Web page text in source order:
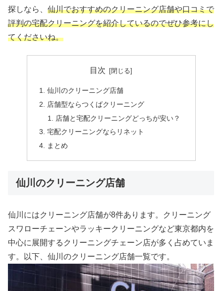
探しなら、 仙川でおすすめのクリーニング店舗や口コミで
評判の宅配クリーニングを紹介しているのでぜひ参考にし
てくださいね。
目次
仙川のクリーニング店舗
店舗型ならつくばクリーニング
店舗と宅配クリーニングどっちが安い？
宅配クリーニングならリネット
まとめ
仙川のクリーニング店舗
仙川にはクリーニング店舗が8件あります。クリーニング
スワローチェーンやラッキークリーニングなど東京都内を
中心に展開するクリーニングチェーン店が多く占めていま
す。以下、仙川のクリーニング店舗一覧です。